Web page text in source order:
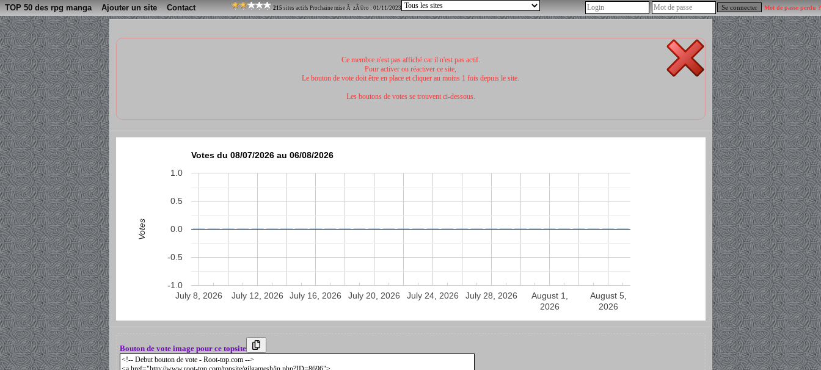
TOP 50 des rpg manga Ajouter un site Contact 215 sites actifs Prochaine mise Ã zÃ©ro : 01/11/2023 Mot de passe perdu ?
Ce membre n'est pas affiché car il n'est pas actif.
Pour activer ou réactiver ce site,
Le bouton de vote doit être en place et cliquer au moins 1 fois depuis le site.
Les boutons de votes se trouvent ci-dessous.
Votes du 08/07/2026 au 06/08/2026
July 8, 2026 July 12, 2026 July 16, 2026 July 20, 2026 July 24, 2026 July 28, 2026
August 1,
2026
August 5,
2026
-1.0
-0.5
0.0
0.5
1.0
Votes
Bouton de vote image pour ce topsite